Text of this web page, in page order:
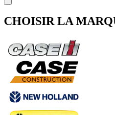
CHOISIR LA